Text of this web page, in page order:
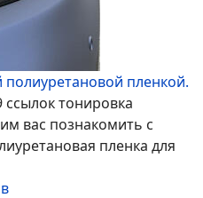
пленкой.
тонировка
вас познакомить с
пленка для